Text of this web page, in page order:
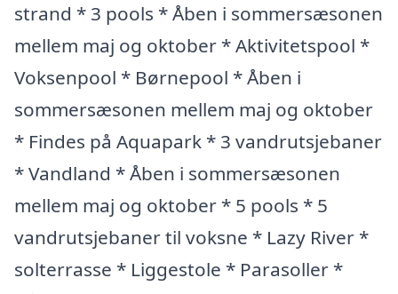
strand * 3 pools * Åben i sommersæsonen
mellem maj og oktober * Aktivitetspool *
Voksenpool * Børnepool * Åben i
sommersæsonen mellem maj og oktober
* Findes på Aquapark * 3 vandrutsjebaner
* Vandland * Åben i sommersæsonen
mellem maj og oktober * 5 pools * 5
vandrutsjebaner til voksne * Lazy River *
solterrasse * Liggestole * Parasoller *